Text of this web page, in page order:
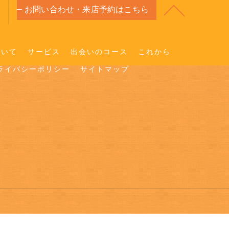
お問い合わせ・来店予約はこちら
て サービス 出会いのコース これから
イバシーポリシー サイトマップ